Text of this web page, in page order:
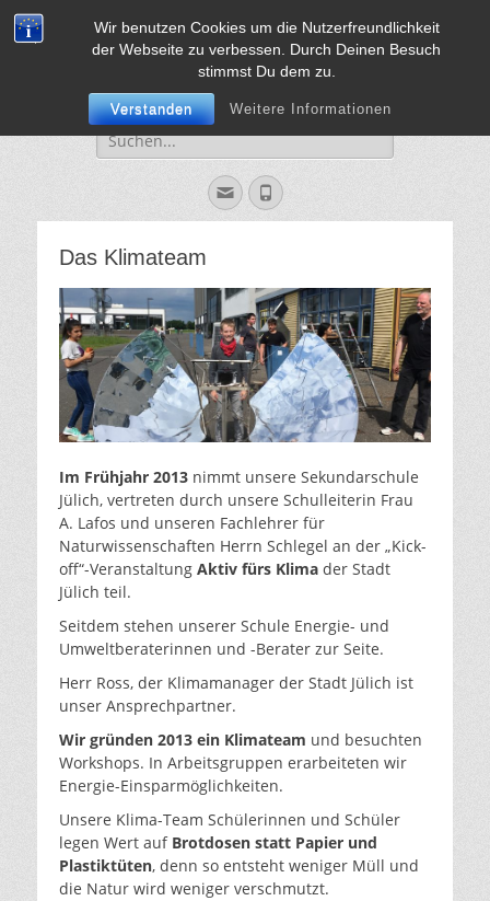
Wir benutzen Cookies um die Nutzerfreundlichkeit
der Webseite zu verbessen. Durch Deinen Besuch
stimmst Du dem zu.
Verstanden Weitere Informationen
Sekundarschule
Vorweg mit Herz, Mut und Verstand
Suche
für:
EmailPhone
Das Klimateam
Im Frühjahr 2013 nimmt unsere Sekundarschule
Jülich, vertreten durch unsere Schulleiterin Frau
A. Lafos und unseren Fachlehrer für
Naturwissenschaften Herrn Schlegel an der „Kick-
off“-Veranstaltung Aktiv fürs Klima der Stadt
Jülich teil.
Seitdem stehen unserer Schule Energie- und
Umweltberaterinnen und -Berater zur Seite.
Herr Ross, der Klimamanager der Stadt Jülich ist
unser Ansprechpartner.
Wir gründen 2013 ein Klimateam und besuchten
Workshops. In Arbeitsgruppen erarbeiteten wir
Energie-Einsparmöglichkeiten.
Unsere Klima-Team Schülerinnen und Schüler
legen Wert auf Brotdosen statt Papier und
Plastiktüten, denn so entsteht weniger Müll und
die Natur wird weniger verschmutzt.